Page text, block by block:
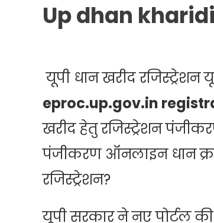
Up dhan
यूपी धान खरीद रजिस्ट्रेशन
eproc.up.gov.in
खरीद हेतु रजिस्ट्रेशन
पंजीकरण ऑनलाइन धान
रजिस्ट्रेशन?
यूपी सरकार ने नए पोर्टल